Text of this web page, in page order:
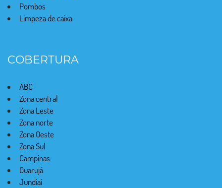
Pombos
Limpeza de caixa
COBERTURA
ABC
Zona central
Zona Leste
Zona norte
Zona Oeste
Zona Sul
Campinas
Guarujá
Jundiaí